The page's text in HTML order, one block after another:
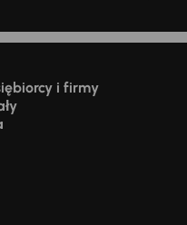
i firmy